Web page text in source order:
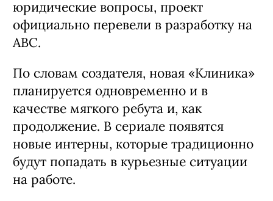
юридические вопросы, проект
официально перевели в разработку на
ABC.
По словам создателя, новая «Клиника»
планируется одновременно и в
качестве мягкого ребута и, как
продолжение. В сериале появятся
новые интерны, которые традиционно
будут попадать в курьезные ситуации
на работе.